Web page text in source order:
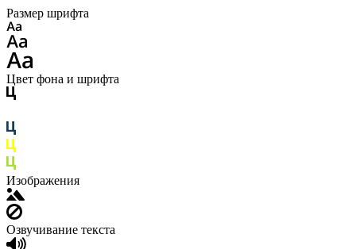
Размер шрифта
Цвет фона и шрифта
Изображения
Озвучивание текста